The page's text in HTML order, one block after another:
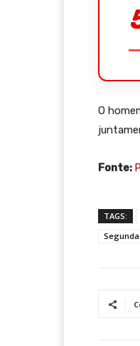
O
Fonte:
TAGS:
Segunda